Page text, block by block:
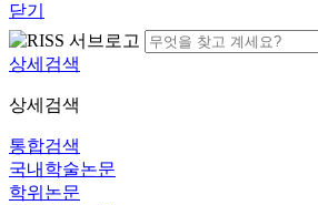
닫기
상세검색
상세검색
통합검색
국내학술논문
학위논문